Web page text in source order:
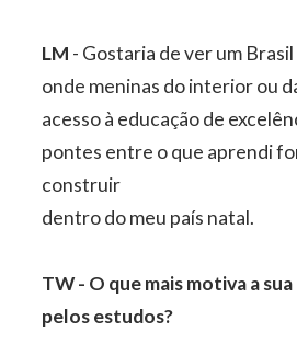
LM - Gostaria de ver um
onde meninas do interior ou
acesso à educação de
pontes entre o que aprendi
construir
dentro do meu país natal.
TW - O que mais motiva a
pelos estudos?